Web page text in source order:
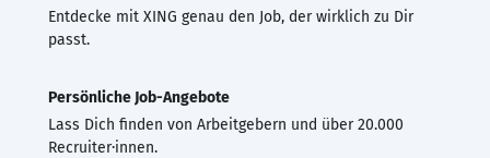
Entdecke mit XING genau den Job, der wirklich zu Dir
passt.
Persönliche Job-Angebote
Lass Dich finden von Arbeitgebern und über 20.000
Recruiter·innen.